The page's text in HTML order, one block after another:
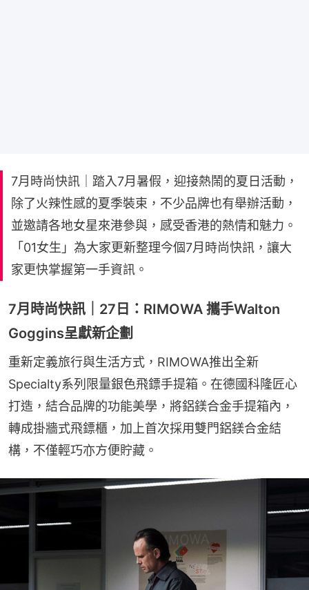
7月時尚快訊｜踏入7月暑假，迎接熱鬧的夏日活動，
除了火辣性感的夏季裝束，不少品牌也有舉辦活動，
並邀請各地女星來港參與，感受香港的熱情和魅力。
「01女生」為大家更新整理今個7月時尚快訊，讓大
家更快掌握第一手資訊。
7月時尚快訊｜27日：RIMOWA 攜手Walton
Goggins呈獻新企劃
重新定義旅行與生活方式，RIMOWA推出全新
Specialty系列限量銀色飛鏢手提箱。在德國科隆匠心
打造，結合品牌的功能美學，將鋁鎂合金手提箱內，
轉成掛牆式飛鏢櫃，加上首次採用雙門鋁鎂合金結
構，不僅輕巧亦方便貯藏。